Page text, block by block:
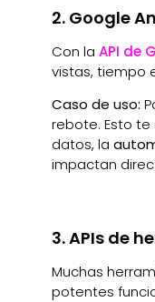
2. Google
Con la API de
vistas, tiempo
Caso de uso:
rebote. Esto
datos, la
impactan
3. APIs de
Muchas
potentes